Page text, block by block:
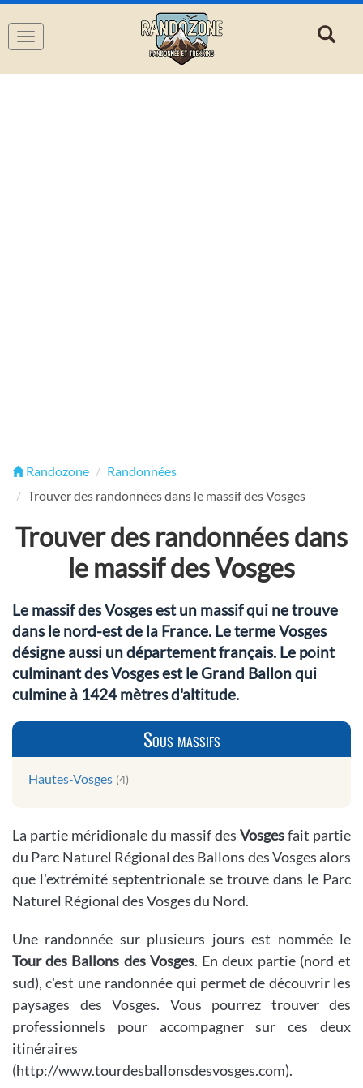
Navigation
Randozone
Randonnées
Trouver des randonnées dans le massif des Vosges
Trouver des randonnées dans
le massif des Vosges
Le massif des Vosges est un massif qui ne trouve
dans le nord-est de la France. Le terme Vosges
désigne aussi un département français. Le point
culminant des Vosges est le Grand Ballon qui
culmine à 1424 mètres d'altitude.
Sous massifs
Hautes-Vosges (4)
La partie méridionale du massif des Vosgesfait partie
du Parc Naturel Régional des Ballons des Vosges alors
que l'extrémité septentrionale se trouve dans le Parc
Naturel Régional des Vosges du Nord.
Une randonnée sur plusieurs jours est nommée le
Tour des Ballons des Vosges. En deux partie (nord et
sud), c'est une randonnée qui permet de découvrir les
paysages des Vosges. Vous pourrez trouver des
professionnels pour accompagner sur ces deux
itinéraires
(http://www.tourdesballonsdesvosges.com).